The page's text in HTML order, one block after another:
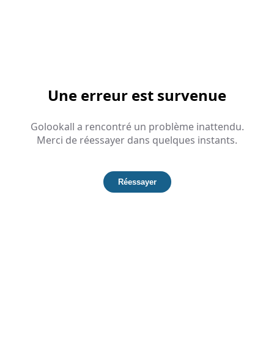
Une erreur est survenue
Golookall a rencontré un problème inattendu.
Merci de réessayer dans quelques instants.
Réessayer